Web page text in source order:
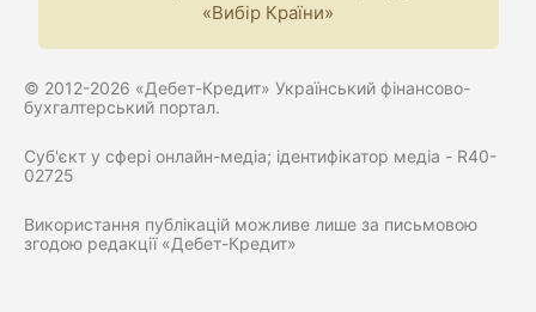
«Вибір Країни»
© 2012-2026 «Дебет-Кредит» Український фінансово-
бухгалтерський портал.
Суб'єкт у сфері онлайн-медіа; ідентифікатор медіа - R40-
02725
Використання публікацій можливе лише за письмовою
згодою редакції «Дебет-Кредит»